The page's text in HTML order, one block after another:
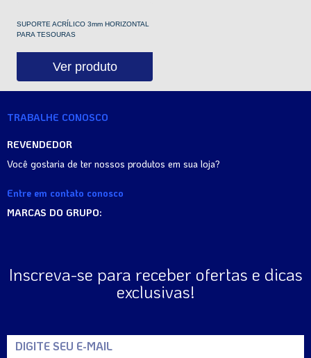
SUPORTE ACRÍLICO 3mm HORIZONTAL
PARA TESOURAS
Ver produto
TRABALHE CONOSCO
REVENDEDOR
Você gostaria de ter nossos produtos em sua loja?
Entre em contato conosco
MARCAS DO GRUPO:
Inscreva-se para receber ofertas e dicas
exclusivas!